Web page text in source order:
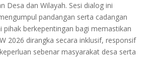
Desa dan Wilayah. Sesi dialog ini
pandangan serta cadangan
pihak berkepentingan bagi memastikan
2026 dirangka secara inklusif, responsif
sebenar masyarakat desa serta